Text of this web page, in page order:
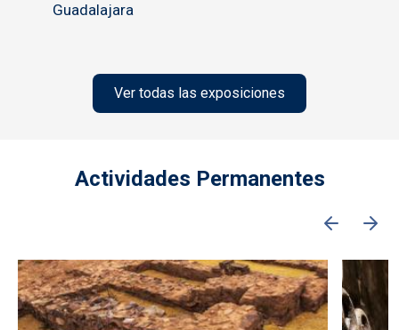
Guadalajara
Ver todas las exposiciones
Actividades Permanentes